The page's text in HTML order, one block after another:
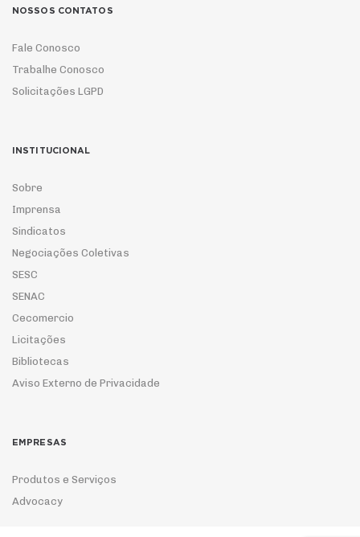
NOSSOS CONTATOS
Fale Conosco
Trabalhe Conosco
Solicitações LGPD
INSTITUCIONAL
Sobre
Imprensa
Sindicatos
Negociações Coletivas
SESC
SENAC
Cecomercio
Licitações
Bibliotecas
Aviso Externo de Privacidade
EMPRESAS
Produtos e Serviços
Advocacy